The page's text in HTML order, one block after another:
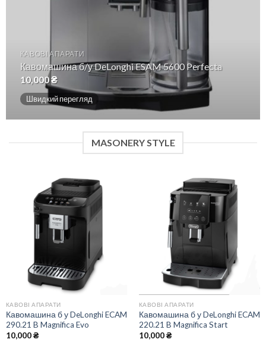
КАВОВІ АПАРАТИ
Кавомашина б/у DeLonghi ESAM 5600 Perfecta
10,000₴
Швидкий перегляд
MASONERY STYLE
КАВОВІ АПАРАТИ
Кавомашина б у DeLonghi ECAM
290.21 B Magnifica Evo
10,000₴
КАВОВІ АПАРАТИ
Кавомашина б у DeLonghi ECAM
220.21 B Magnifica Start
10,000₴